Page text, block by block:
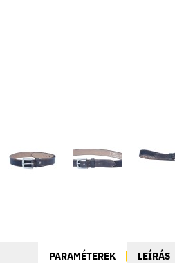
PARAMÉTEREK LEÍRÁS